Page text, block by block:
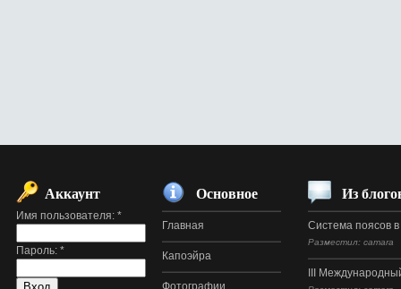
Аккаунт
Имя пользователя: *
Пароль: *
Основное
Главная
Капоэйра
Фотографии
Из
Система поясов
Разместил: camara
III